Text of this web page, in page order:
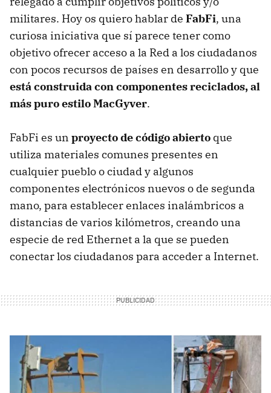
militares. Hoy os quiero hablar de FabFi, una
curiosa iniciativa que sí parece tener como
objetivo ofrecer acceso a la Red a los ciudadanos
con pocos recursos de países en desarrollo y que
está construida con componentes reciclados, al
más puro estilo MacGyver.
FabFi es un proyecto de código abierto que
utiliza materiales comunes presentes en
cualquier pueblo o ciudad y algunos
componentes electrónicos nuevos o de segunda
mano, para establecer enlaces inalámbricos a
distancias de varios kilómetros, creando una
especie de red Ethernet a la que se pueden
conectar los ciudadanos para acceder a Internet.